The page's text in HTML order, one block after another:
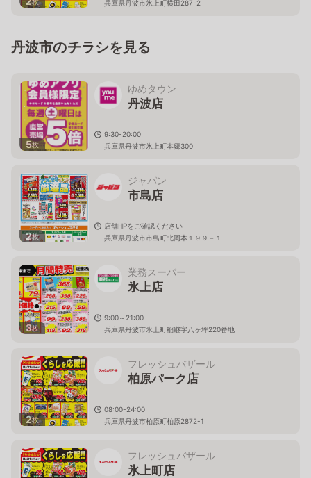
兵庫県丹波市氷上町横田287-2
丹波市のチラシを見る
5枚
ゆめタウン
丹波店
9:30-20:00
兵庫県丹波市氷上町本郷300
2枚
ジャパン
市島店
店舗HPをご確認ください
兵庫県丹波市市島町北岡本１９９－１
3枚
業務スーパー
氷上店
9:00～21:00
兵庫県丹波市氷上町稲継字八ヶ坪220番地
2枚
フレッシュバザール
柏原パーク店
08:00-24:00
兵庫県丹波市柏原町柏原2872-1
フレッシュバザール
氷上町店